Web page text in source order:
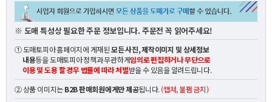
※ 도매 특성상 필요한 주문 정보입니다. 주문전 꼭 읽어주세요!
① 도매토피아 홈페이지에 게재된모든 사진, 제작이미지 및 상세정보
내용등을 도매토피아 정책과 무관하게임의로 편집하거나 무단으로
이용 및 도용 할 경우 법률에 따라 처벌받을 수 있음을 알려드립니다.
② 상품 이미지는B2B 판매회원에게만 제공됩니다.(캡쳐, 불펌 금지)